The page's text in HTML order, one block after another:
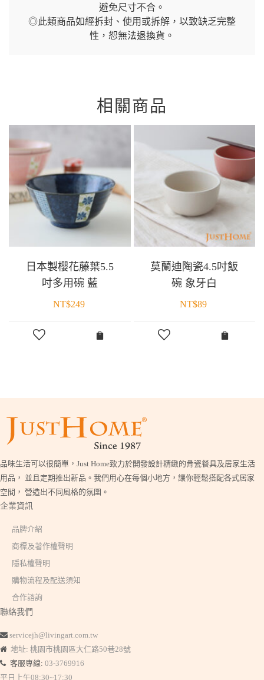
避免尺寸不合。
◎此類商品如經拆封、使用或拆解，以致缺乏完整
性，恕無法退換貨。
相關商品
日本製櫻花藤葉5.5
吋多用碗 藍
NT$249
莫蘭迪陶瓷4.5吋飯
碗 象牙白
NT$89
品味生活可以很簡單，Just Home致力於開發設計精緻的骨瓷餐具及居家生活
用品， 並且定期推出新品。我們用心在每個小地方，讓你輕鬆搭配各式居家
空間， 營造出不同風格的氛圍。
企業資訊
品牌介紹
商標及著作權聲明
隱私權聲明
購物流程及配送須知
合作諮詢
聯絡我們
servicejh@livingart.com.tw
地址: 桃園市桃園區大仁路50巷28號
客服專線: 03-3769916
平日上午08:30~17:30